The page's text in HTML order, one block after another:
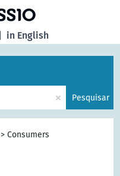
in English
× Pesquisar
>Consumers